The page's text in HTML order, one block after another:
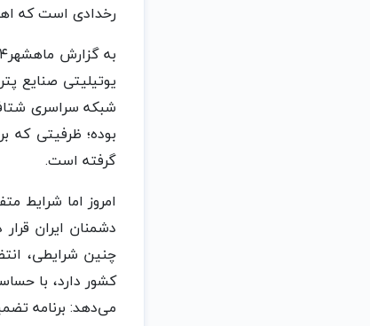
رخدادی است که
یوتیلیتی صنایع
بوده؛ ظرفیتی که
گرفته است.
امروز اما شرایط
دشمنان ایران
چنین شرایطی،
کشور دارد، با
می‌دهد: برنامه